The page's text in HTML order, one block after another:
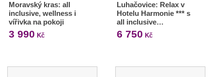
Moravský kras: all
inclusive, wellness i
vířivka na pokoji
3 990 Kč
Luhačovice: Relax v
Hotelu Harmonie *** s
all inclusive…
6 750 Kč